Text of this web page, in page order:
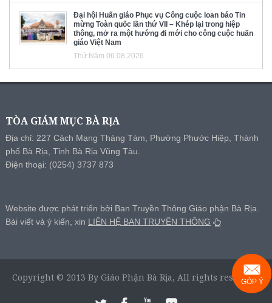
Đại hội Huấn giáo Phục vụ Công cuộc loan báo Tin
mừng Toàn quốc lần thứ VII – Khép lại trong hiệp
thông, mở ra một hướng đi mới cho công cuộc huấn
giáo Việt Nam
Thứ Năm 06.08.2026
TÒA GIÁM MỤC BÀ RỊA
Địa chỉ: 227 Cách Mạng Tháng Tám, Phường Phước Hiệp, Thành
phố Bà Rịa, Tỉnh Bà Rịa Vũng Tàu.
Điện thoại: (0254) 3737 873
Website được phát triển bởi Ban Truyền Thông Giáo phận Bà Rịa.
Bài viết và ý kiến, xin LIÊN HỆ BAN TRUYỀN THÔNG
Copyright © 2013 By Giáo Phận Bà Rịa, All rights reserved.
GÓP Ý